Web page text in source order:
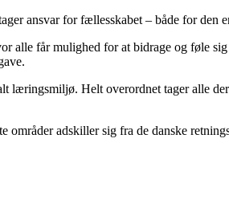
ansvar for fællesskabet – både for den
får mulighed for at bidrage og føle
Helt overordnet tager alle
adskiller sig fra de danske